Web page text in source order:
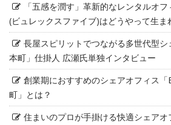
「五感を潤す」革新的なレンタルオ
(ビュレックスファイブ)はどうやって生ま
長屋スピリットでつながる多世代型シ
本町」仕掛人 広瀬氏単独インタビュー
創業期におすすめのシェアオフィス
町」とは？
住まいのプロが手掛ける快適シェア